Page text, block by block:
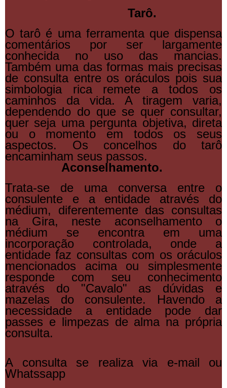
Tarô.
O tarô é uma ferramenta que dispensa
comentários por ser largamente
conhecida no uso das mancias.
Também uma das formas mais precisas
de consulta entre os oráculos pois sua
simbologia rica remete a todos os
caminhos da vida. A tiragem varia,
dependendo do que se quer consultar,
quer seja uma pergunta objetiva, direta
ou o momento em todos os seus
aspectos. Os concelhos do tarô
encaminham seus passos.
Aconselhamento.
Trata-se de uma conversa entre o
consulente e a entidade através do
médium, diferentemente das consultas
na Gira, neste aconselhamento o
médium se encontra em uma
incorporação controlada, onde a
entidade faz consultas com os oráculos
mencionados acima ou simplesmente
responde com seu conhecimento
através do "Cavalo" as dúvidas e
mazelas do consulente. Havendo a
necessidade a entidade pode dar
passes e limpezas de alma na própria
consulta.
A consulta se realiza via e-mail ou
Whatssapp